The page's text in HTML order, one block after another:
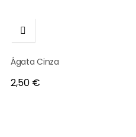

Ágata Cinza
Preço
2,50 €